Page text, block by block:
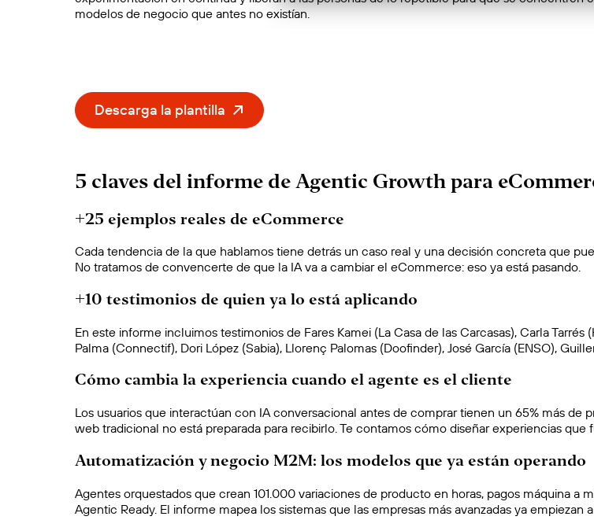
modelos de negocio que antes no existían.
Descarga la plantilla
5 claves del informe de Agentic Growth para
+25 ejemplos reales de eCommerce
Cada tendencia de la que hablamos tiene detrás un caso real y una decisión concreta que
No tratamos de convencerte de que la IA va a cambiar el eCommerce: eso ya está pasando.
+10 testimonios de quien ya lo está aplicando
En este informe incluimos testimonios de Fares Kamei (La Casa de las Carcasas), Carla
Palma (Connectif), Dori López (Sabia), Llorenç Palomas (Doofinder), José García (ENSO),
Cómo cambia la experiencia cuando el agente es el cliente
Los usuarios que interactúan con IA conversacional antes de comprar tienen un 65% más
web tradicional no está preparada para recibirlo. Te contamos cómo diseñar experiencias que
Automatización y negocio M2M: los modelos que ya están operando
Agentes orquestados que crean 101.000 variaciones de producto en horas, pagos máquina a
Agentic Ready. El informe mapea los sistemas que las empresas más avanzadas ya empiezan